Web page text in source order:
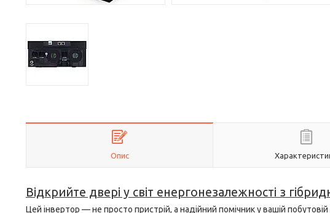
Опис
Відкрийте двері у світ енергонезалежності з
Цей інвертор — не просто пристрій, а надійний помічник у вашій